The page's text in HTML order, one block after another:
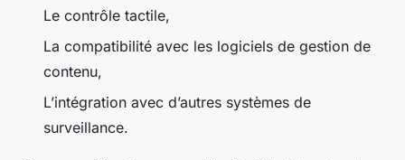
Le contrôle tactile,
La compatibilité avec les logiciels de gestion de
contenu,
L’intégration avec d’autres systèmes de
surveillance.